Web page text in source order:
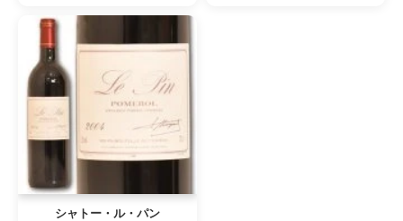
シャトー・ル・パン